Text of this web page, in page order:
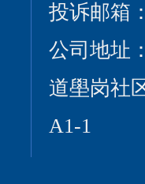
投诉邮箱
公司地址
道壆岗社
A1-1